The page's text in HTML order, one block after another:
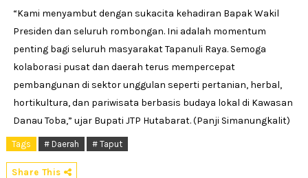
“Kami menyambut dengan sukacita kehadiran Bapak Wakil
Presiden dan seluruh rombongan. Ini adalah momentum
penting bagi seluruh masyarakat Tapanuli Raya. Semoga
kolaborasi pusat dan daerah terus mempercepat
pembangunan di sektor unggulan seperti pertanian, herbal,
hortikultura, dan pariwisata berbasis budaya lokal di Kawasan
Danau Toba,” ujar Bupati JTP Hutabarat. (Panji Simanungkalit)
Tags # Daerah # Taput
Share This